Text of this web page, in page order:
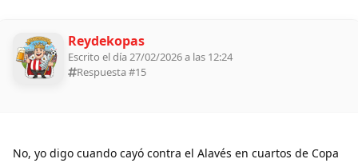
Reydekopas
Escrito el día 27/02/2026 a las 12:24
Respuesta #15
No, yo digo cuando cayó contra el Alavés en cuartos de Copa